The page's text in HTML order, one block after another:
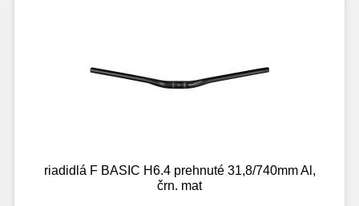
riadidlá F BASIC H6.4 prehnuté 31,8/740mm Al,
črn. mat